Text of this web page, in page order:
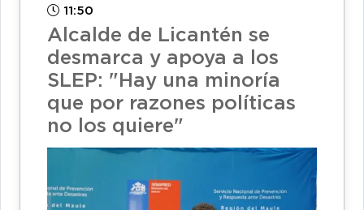
11:50
Alcalde de Licantén se
desmarca y apoya a los
SLEP: "Hay una minoría
que por razones políticas
no los quiere"